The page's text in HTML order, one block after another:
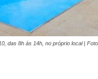
das 8h às 14h, no próprio local |